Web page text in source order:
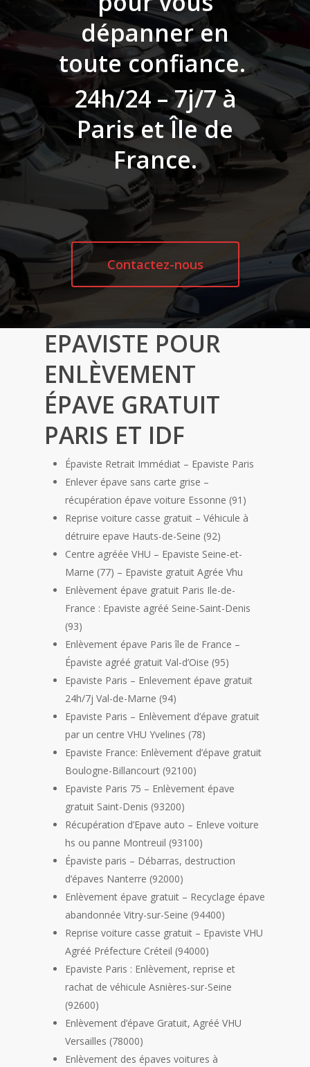
dépanner en
toute confiance.
24h/24 – 7j/7 à
Paris et Île de
France.
Contactez-nous
EPAVISTE POUR
ENLÈVEMENT
ÉPAVE GRATUIT
PARIS ET IDF
Épaviste Retrait Immédiat – Epaviste Paris
Enlever épave sans carte grise –
récupération épave voiture Essonne (91)
Reprise voiture casse gratuit – Véhicule à
détruire epave Hauts-de-Seine (92)
Centre agréée VHU – Epaviste Seine-et-
Marne (77) – Epaviste gratuit Agrée Vhu
Enlèvement épave gratuit Paris Ile-de-
France : Epaviste agréé Seine-Saint-Denis
(93)
Enlèvement épave Paris île de France –
Épaviste agréé gratuit Val-d’Oise (95)
Epaviste Paris – Enlevement épave gratuit
24h/7j Val-de-Marne (94)
Epaviste Paris – Enlèvement d’épave gratuit
par un centre VHU Yvelines (78)
Epaviste France: Enlèvement d’épave gratuit
Boulogne-Billancourt (92100)
Epaviste Paris 75 – Enlèvement épave
gratuit Saint-Denis (93200)
Récupération d’Epave auto – Enleve voiture
hs ou panne Montreuil (93100)
Épaviste paris – Débarras, destruction
d’épaves Nanterre (92000)
Enlèvement épave gratuit – Recyclage épave
abandonnée Vitry-sur-Seine (94400)
Reprise voiture casse gratuit – Epaviste VHU
Agréé Préfecture Créteil (94000)
Epaviste Paris : Enlèvement, reprise et
rachat de véhicule Asnières-sur-Seine
(92600)
Enlèvement d’épave Gratuit, Agréé VHU
Versailles (78000)
Enlèvement des épaves voitures à